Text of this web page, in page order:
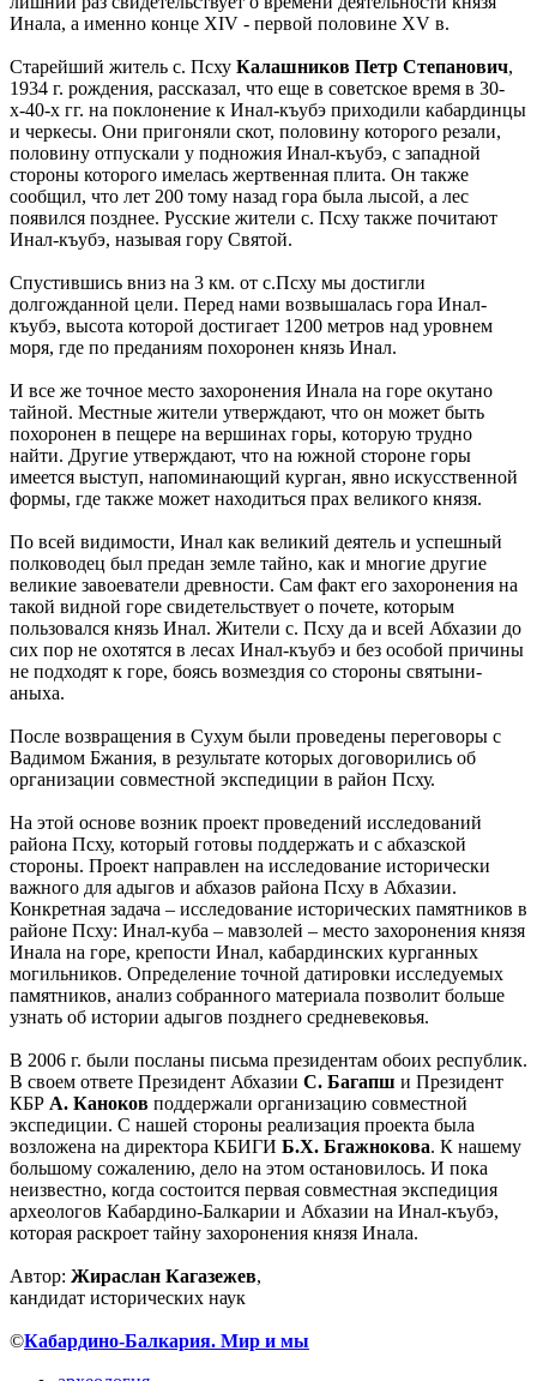
Инала, а именно конце XIV - первой половине XV в.
Старейший житель с. Псху Калашников Петр Степанович,
1934 г. рождения, рассказал, что еще в советское время в 30-
х-40-х гг. на поклонение к Инал-къубэ приходили кабардинцы
и черкесы. Они пригоняли скот, половину которого резали,
половину отпускали у подножия Инал-къубэ, с западной
стороны которого имелась жертвенная плита. Он также
сообщил, что лет 200 тому назад гора была лысой, а лес
появился позднее. Русские жители с. Псху также почитают
Инал-къубэ, называя гору Святой.
Спустившись вниз на 3 км. от с.Псху мы достигли
долгожданной цели. Перед нами возвышалась гора Инал-
къубэ, высота которой достигает 1200 метров над уровнем
моря, где по преданиям похоронен князь Инал.
И все же точное место захоронения Инала на горе окутано
тайной. Местные жители утверждают, что он может быть
похоронен в пещере на вершинах горы, которую трудно
найти. Другие утверждают, что на южной стороне горы
имеется выступ, напоминающий курган, явно искусственной
формы, где также может находиться прах великого князя.
По всей видимости, Инал как великий деятель и успешный
полководец был предан земле тайно, как и многие другие
великие завоеватели древности. Сам факт его захоронения на
такой видной горе свидетельствует о почете, которым
пользовался князь Инал. Жители с. Псху да и всей Абхазии до
сих пор не охотятся в лесах Инал-къубэ и без особой причины
не подходят к горе, боясь возмездия со стороны святыни-
аныха.
После возвращения в Сухум были проведены переговоры с
Вадимом Бжания, в результате которых договорились об
организации совместной экспедиции в район Псху.
На этой основе возник проект проведений исследований
района Псху, который готовы поддержать и с абхазской
стороны. Проект направлен на исследование исторически
важного для адыгов и абхазов района Псху в Абхазии.
Конкретная задача – исследование исторических памятников в
районе Псху: Инал-куба – мавзолей – место захоронения князя
Инала на горе, крепости Инал, кабардинских курганных
могильников. Определение точной датировки исследуемых
памятников, анализ собранного материала позволит больше
узнать об истории адыгов позднего средневековья.
В 2006 г. были посланы письма президентам обоих республик.
В своем ответе Президент Абхазии С. Багапш и Президент
КБР А. Каноков поддержали организацию совместной
экспедиции. С нашей стороны реализация проекта была
возложена на директора КБИГИ Б.Х. Бгажнокова. К нашему
большому сожалению, дело на этом остановилось. И пока
неизвестно, когда состоится первая совместная экспедиция
археологов Кабардино-Балкарии и Абхазии на Инал-къубэ,
которая раскроет тайну захоронения князя Инала.
Автор: Жираслан Кагазежев,
кандидат исторических наук
©Кабардино-Балкария. Мир и мы